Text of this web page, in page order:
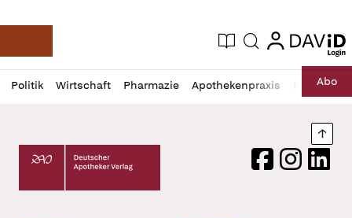
Deutsche Apotheker Zeitung
Aktuelle Ausgabe
Suche login
login
Politik Wirtschaft Pharmazie Apothekenpraxis RechtAbo
Profil
öffnen
Daz
Pur
Deutscher Apotheker Verlag Logo
FacebookInstagram